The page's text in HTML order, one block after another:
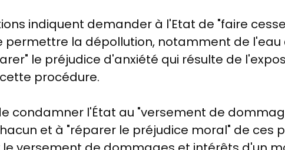
indiquent demander à l'Etat de "faire
permettre la dépollution, notamment de l'eau
le préjudice d'anxiété qui résulte de
procédure.
condamner l'État au "versement de
et à "réparer le préjudice moral" de ces